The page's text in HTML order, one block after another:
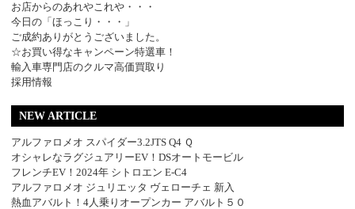
お店からのあれやこれや・・・
今日の「ほっこり・・・」
ご成約ありがとうございました。
☆お買い得なキャンペーン特選車！
輸入車専門店のクルマ高価買取り
採用情報
NEW ARTICLE
アルファロメオ スパイダー3.2JTS Q4 Ｑ
オシャレなラグジュアリーEV！DSオートモービル
フレンチEV！2024年 シトロエン E-C4
アルファロメオ ジュリエッタ ヴェローチェ 新入
熱血アバルト！4人乗りオープンカー アバルト５０